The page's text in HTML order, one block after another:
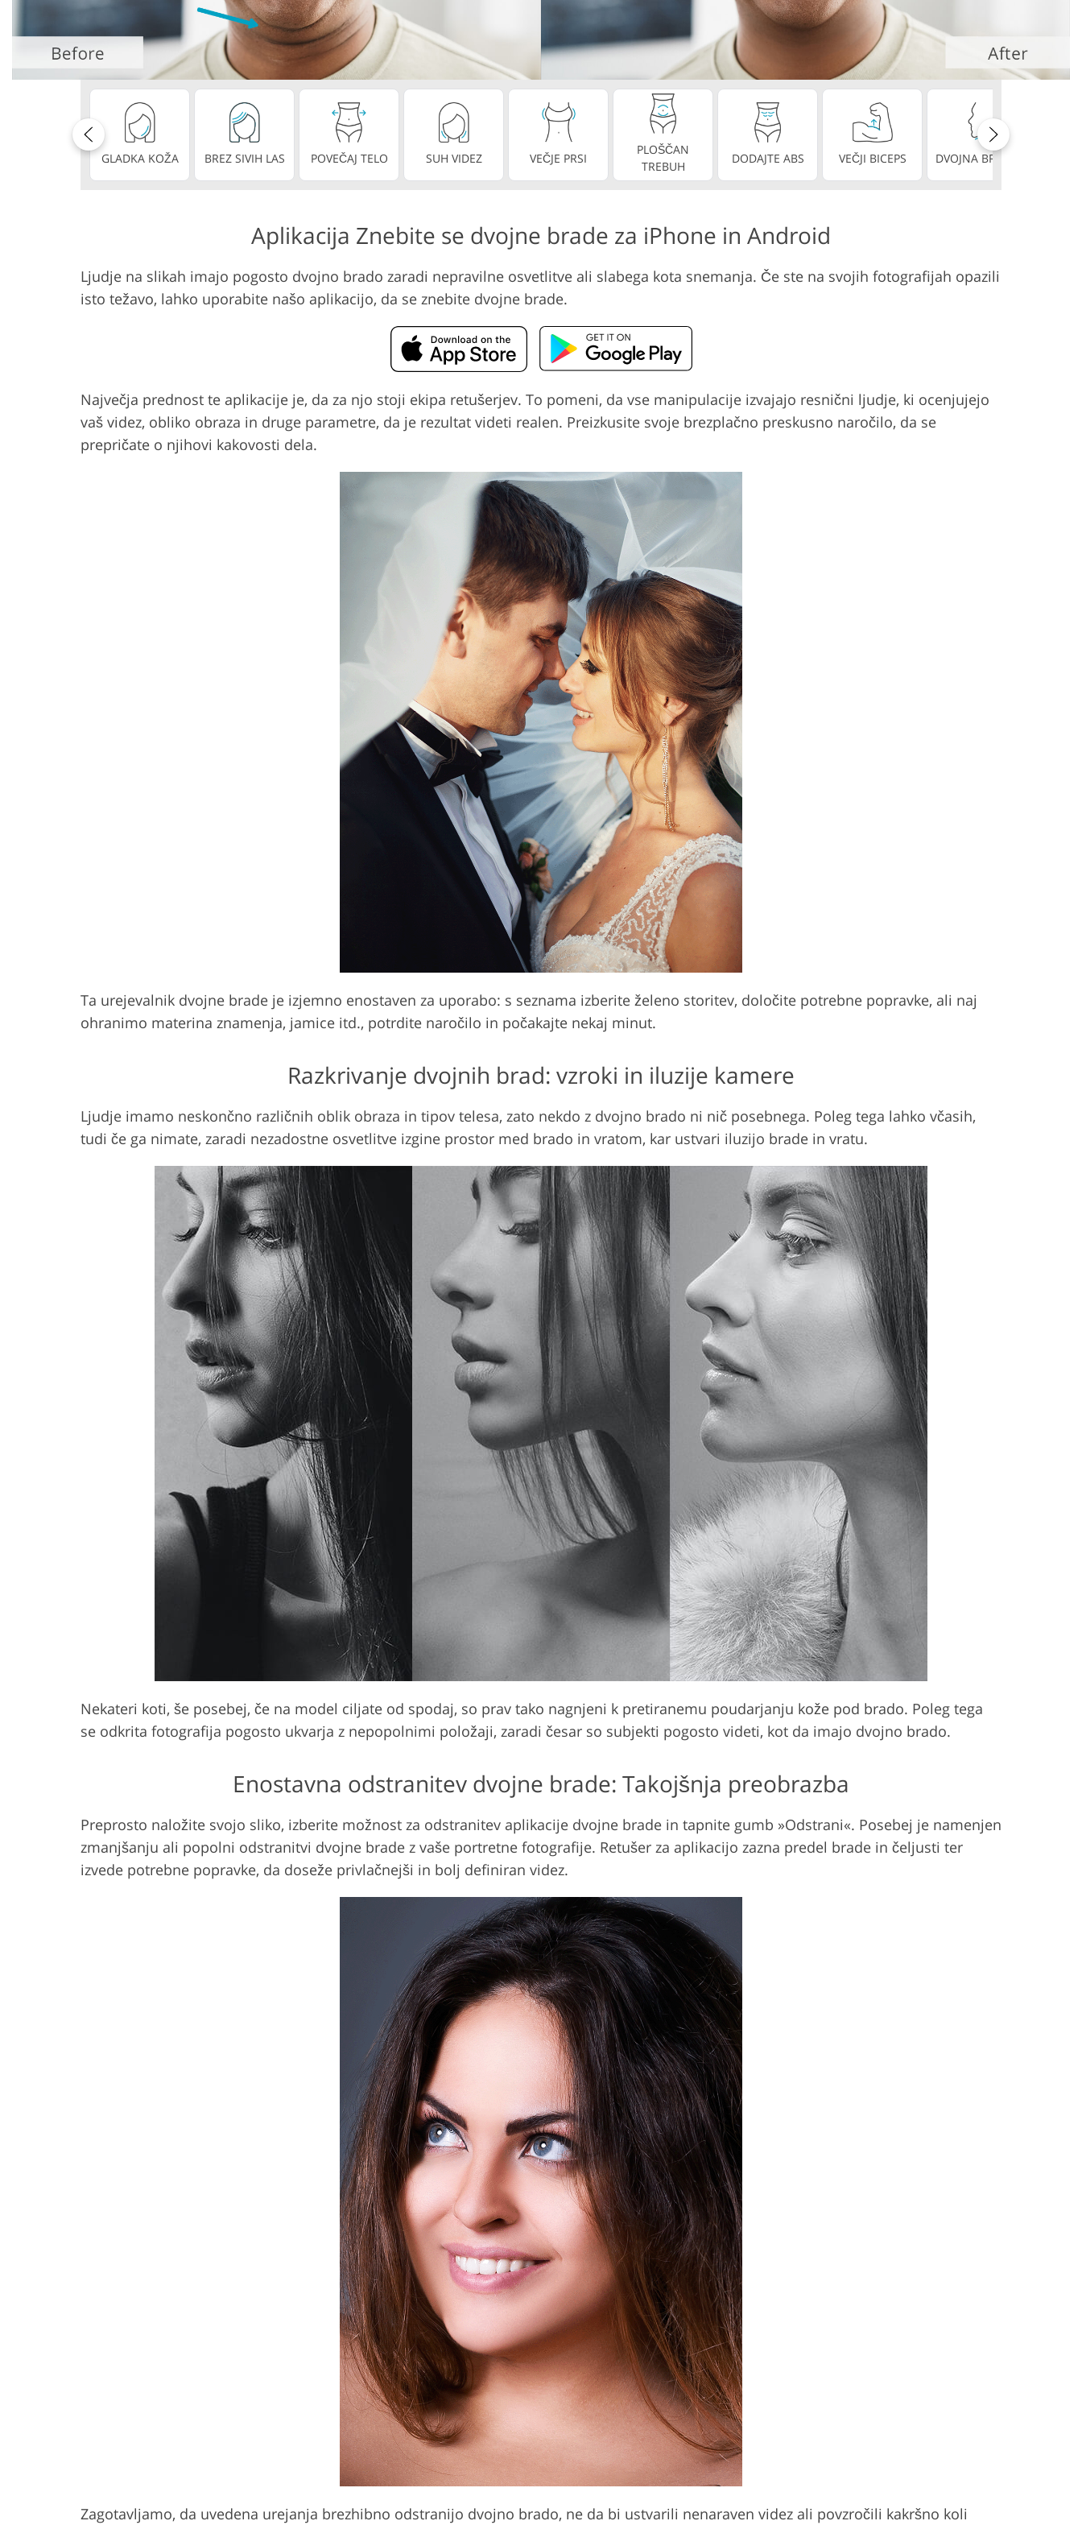
Urejanje fotografij izdelka Urejanje fotografij nakita Podatki za usposabljanje AI Storitve urejanja videa
GLADKA KOŽA BREZ SIVIH LAS POVEČAJ TELO SUH VIDEZ VEČJE PRSI
PLOŠČAN
TREBUH
DODAJTE ABS VEČJI BICEPS DVOJNA BRADA
Aplikacija Znebite se dvojne brade za iPhone in Android
Ljudje na slikah imajo pogosto dvojno brado zaradi nepravilne osvetlitve ali slabega kota snemanja. Če ste na svojih fotografijah opazili
isto težavo, lahko uporabite našo aplikacijo, da se znebite dvojne brade.
Največja prednost te aplikacije je, da za njo stoji ekipa retušerjev. To pomeni, da vse manipulacije izvajajo resnični ljudje, ki ocenjujejo
vaš videz, obliko obraza in druge parametre, da je rezultat videti realen. Preizkusite svoje brezplačno preskusno naročilo, da se
prepričate o njihovi kakovosti dela.
Ta urejevalnik dvojne brade je izjemno enostaven za uporabo: s seznama izberite želeno storitev, določite potrebne popravke, ali naj
ohranimo materina znamenja, jamice itd., potrdite naročilo in počakajte nekaj minut.
Razkrivanje dvojnih brad: vzroki in iluzije kamere
Ljudje imamo neskončno različnih oblik obraza in tipov telesa, zato nekdo z dvojno brado ni nič posebnega. Poleg tega lahko včasih,
tudi če ga nimate, zaradi nezadostne osvetlitve izgine prostor med brado in vratom, kar ustvari iluzijo brade in vratu.
Nekateri koti, še posebej, če na model ciljate od spodaj, so prav tako nagnjeni k pretiranemu poudarjanju kože pod brado. Poleg tega
se odkrita fotografija pogosto ukvarja z nepopolnimi položaji, zaradi česar so subjekti pogosto videti, kot da imajo dvojno brado.
Enostavna odstranitev dvojne brade: Takojšnja preobrazba
Preprosto naložite svojo sliko, izberite možnost za odstranitev aplikacije dvojne brade in tapnite gumb »Odstrani«. Posebej je namenjen
zmanjšanju ali popolni odstranitvi dvojne brade z vaše portretne fotografije. Retušer za aplikacijo zazna predel brade in čeljusti ter
izvede potrebne popravke, da doseže privlačnejši in bolj definiran videz.
Zagotavljamo, da uvedena urejanja brezhibno odstranijo dvojno brado, ne da bi ustvarili nenaraven videz ali povzročili kakršno koli